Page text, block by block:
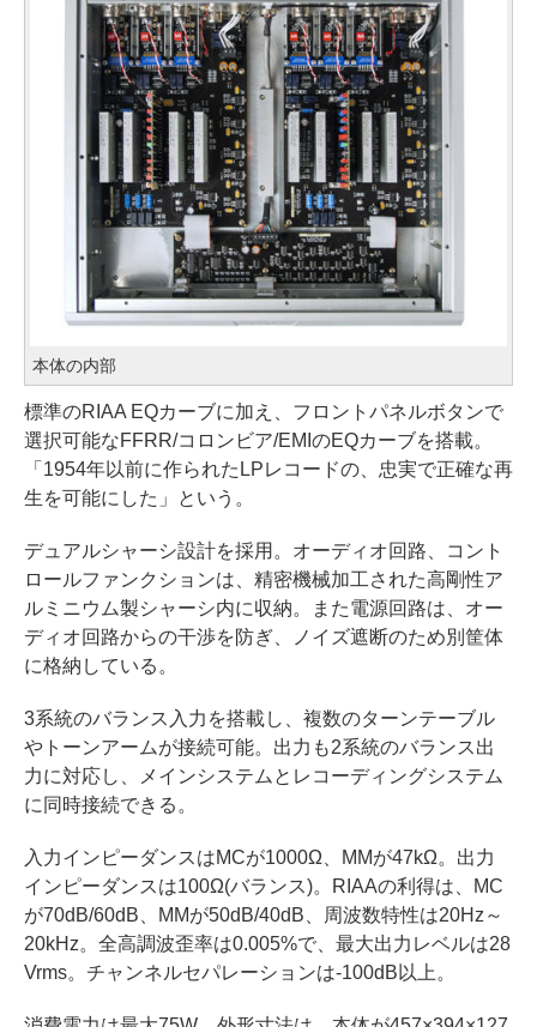
本体の内部
標準のRIAA EQカーブに加え、フロントパネルボタンで
選択可能なFFRR/コロンビア/EMIのEQカーブを搭載。
「1954年以前に作られたLPレコードの、忠実で正確な再
生を可能にした」という。
デュアルシャーシ設計を採用。オーディオ回路、コント
ロールファンクションは、精密機械加工された高剛性ア
ルミニウム製シャーシ内に収納。また電源回路は、オー
ディオ回路からの干渉を防ぎ、ノイズ遮断のため別筐体
に格納している。
3系統のバランス入力を搭載し、複数のターンテーブル
やトーンアームが接続可能。出力も2系統のバランス出
力に対応し、メインシステムとレコーディングシステム
に同時接続できる。
入力インピーダンスはMCが1000Ω、MMが47kΩ。出力
インピーダンスは100Ω(バランス)。RIAAの利得は、MC
が70dB/60dB、MMが50dB/40dB、周波数特性は20Hz～
20kHz。全高調波歪率は0.005%で、最大出力レベルは28
Vrms。チャンネルセパレーションは-100dB以上。